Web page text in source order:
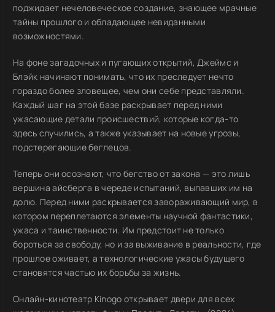
поджидает нечеловеческое создание, знающее мрачные
тайны прошлого и обладающее невиданными
возможностями.
На фоне загадочных и пугающих открытий, Джеймс и
Блэйк начинают понимать, что их преследует нечто
гораздо более зловещее, чем они себе представляли.
Каждый шаг на этой базе раскрывает перед ними
ужасающие детали происшествий, которые когда-то
здесь случились, а также указывает на новые угрозы,
подстерегающие беглецов.
Теперь они осознают, что бегство от закона — это лишь
вершина айсберга в череде испытаний, выпавших им на
долю. Перед ними раскрывается завораживающий мир, в
котором переплетаются элементы научной фантастики,
ужаса и таинственности. Им предстоит не только
бороться за свободу, но и за выживание в реальности, где
прошлое оживает, а технологические ужасы будущего
становятся частью их борьбы за жизнь.
Онлайн-кинотеатр Kinogo открывает двери для всех